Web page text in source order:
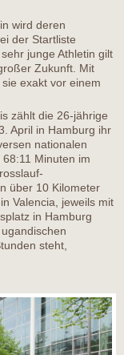
wird deren
der Startliste
junge Athletin gilt
Zukunft. Mit
exakt vor einem
zählt die 26-jährige
April in Hamburg ihr
nationalen
Minuten im
über 10 Kilometer
Valencia, jeweils mit
in Hamburg
steht,